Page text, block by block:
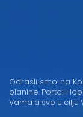
Odrasli smo na
planine. Portal
Vama a sve u cilju